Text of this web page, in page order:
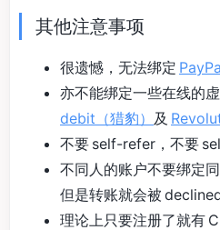
其他注意事项
很遗憾，无法绑定
亦不能绑定一些在线的
debit（猎豹） 及
不要 self-refer，不要
不同人的账户不要绑定
但是转账就会被 declined
理论上只要注册了就有